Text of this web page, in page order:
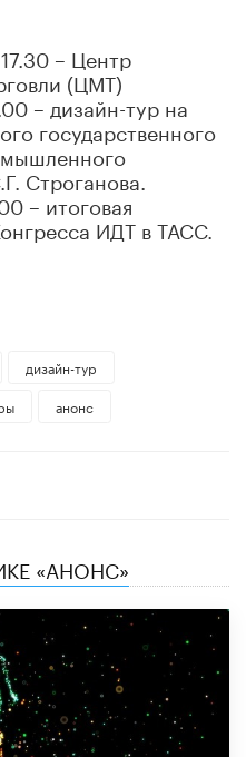
– Центр
(ЦМТ)
– дизайн-тур на
государственного
Строганова.
– итоговая
ИДТ в ТАСС.
дизайн-тур
анонс
«АНОНС»